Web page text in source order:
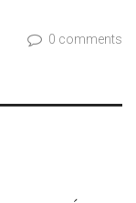
0 comments